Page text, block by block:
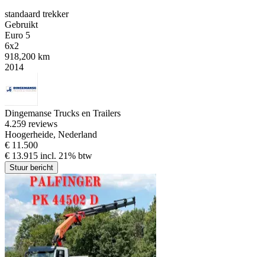
standaard trekker
Gebruikt
Euro 5
6x2
918,200 km
2014
Dingemanse Trucks en Trailers
4.259 reviews
Hoogerheide, Nederland
€ 11.500
€ 13.915 incl. 21% btw
Stuur bericht